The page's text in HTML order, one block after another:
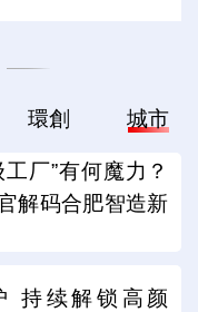
環創 城市
厂”有何魔力？
解码合肥智造新
持续解锁高颜